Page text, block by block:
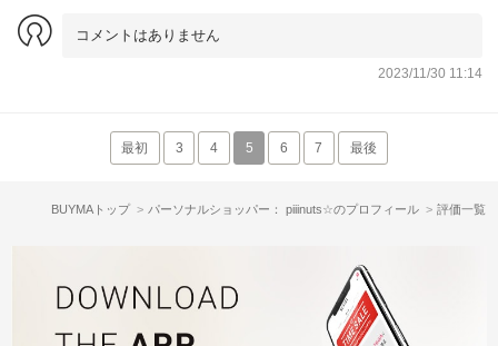
コメントはありません
2023/11/30 11:14
最初 3 4 5 6 7 最後
BUYMAトップ パーソナルショッパー： piiinuts☆のプロフィール 評価一覧